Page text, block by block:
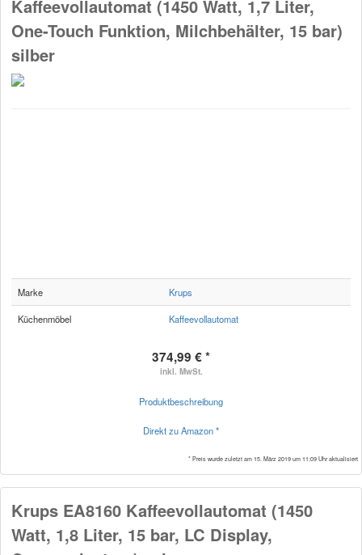
Kaffeevollautomat (1450 Watt, 1,7 Liter,
One-Touch Funktion, Milchbehälter, 15 bar)
silber
Marke Krups
Küchenmöbel Kaffeevollautomat
374,99 € *
inkl. MwSt.
Produktbeschreibung
Direkt zu Amazon *
* Preis wurde zuletzt am 15. März 2019 um 11:09 Uhr aktualisiert
Krups EA8160 Kaffeevollautomat (1450
Watt, 1,8 Liter, 15 bar, LC Display,